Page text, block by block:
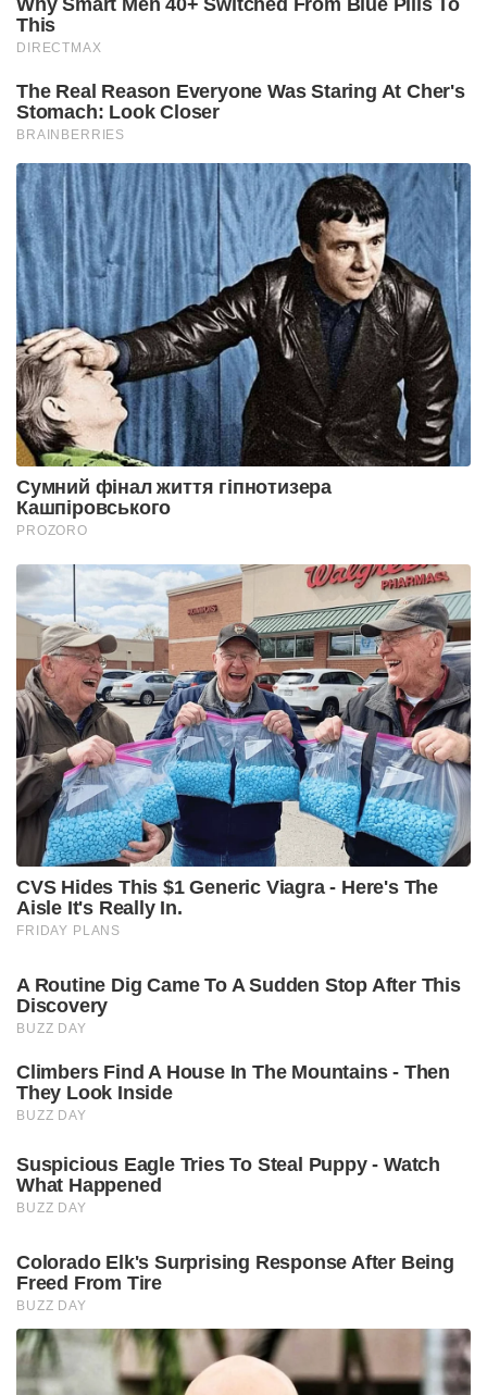
Why Smart Men 40+ Switched From Blue Pills To
This
DIRECTMAX
The Real Reason Everyone Was Staring At Cher's
Stomach: Look Closer
BRAINBERRIES
Сумний фінал життя гіпнотизера
Кашпіровського
PROZORO
CVS Hides This $1 Generic Viagra - Here's The
Aisle It's Really In.
FRIDAY PLANS
A Routine Dig Came To A Sudden Stop After This
Discovery
BUZZ DAY
Climbers Find A House In The Mountains - Then
They Look Inside
BUZZ DAY
Suspicious Eagle Tries To Steal Puppy - Watch
What Happened
BUZZ DAY
Colorado Elk's Surprising Response After Being
Freed From Tire
BUZZ DAY